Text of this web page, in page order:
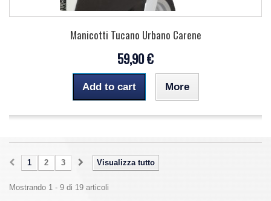
Manicotti Tucano Urbano Carene
59,90 €
Add to cart More
Visualizza tutto
1 2 3
Mostrando 1 - 9 di 19 articoli